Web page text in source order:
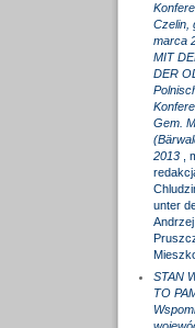
Czelin,
marca
MIT
DER
Gem.
2013
,
unter
STAN
TO